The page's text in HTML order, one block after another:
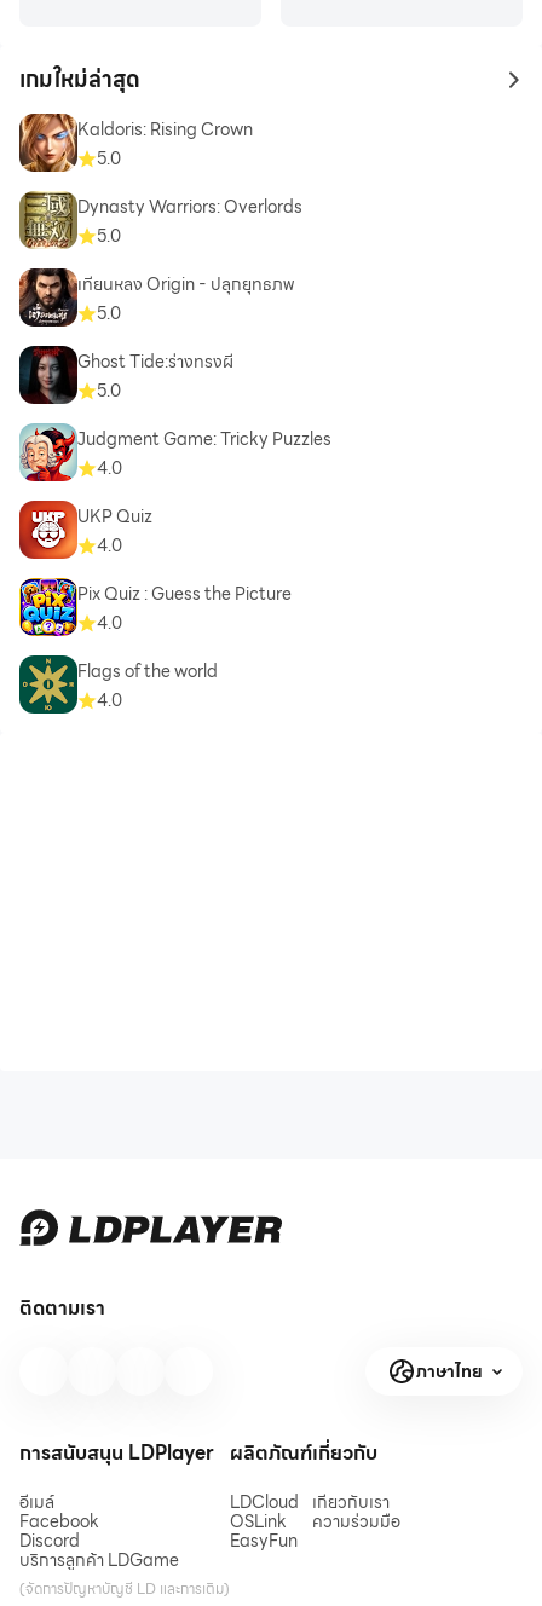
เกมใหม่ล่าสุด to
Kaldoris: Rising Crown
5.0
Dynasty Warriors: Overlords
5.0
เทียนหลง Origin - ปลุกยุทธภพ
5.0
Ghost Tide:ร่างทรงผี
5.0
Judgment Game: Tricky Puzzles
4.0
UKP Quiz
4.0
Pix Quiz : Guess the Picture
4.0
Flags of the world
4.0
ติดตามเรา
ภาษาไทย
การสนับสนุน LDPlayer
อีเมล์
Facebook
Discord
บริการลูกค้า LDGame
(จัดการปัญหาบัญชี LD และการเติม)
ผลิตภัณฑ์
LDCloud
OSLink
EasyFun
เกี่ยวกับ
เกี่ยวกับเรา
ความร่วมมือ